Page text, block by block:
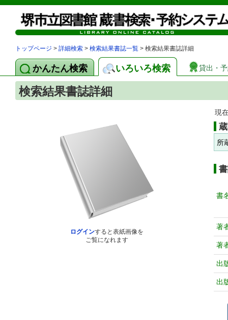
トップページ > 詳細検索 > 検索結果書誌一覧 > 検索結果書誌詳細
かんたん検索 いろいろ検索 貸出・
検索結果書誌詳細
ログインすると表紙画像を
ご覧になれます
現
所
書
著
著
出
出